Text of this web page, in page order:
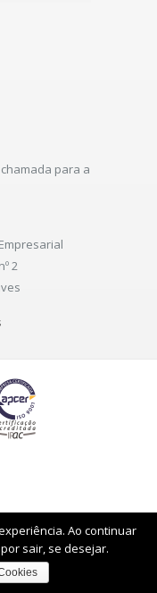
chamada para a
2
Ao continuar
sair, se desejar.